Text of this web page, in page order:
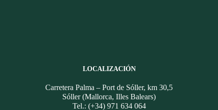
LOCALIZACIÓN
Carretera Palma – Port de Sóller, km 30,5
Sóller (Mallorca, Illes Balears)
Tel.: (+34) 971 634 064